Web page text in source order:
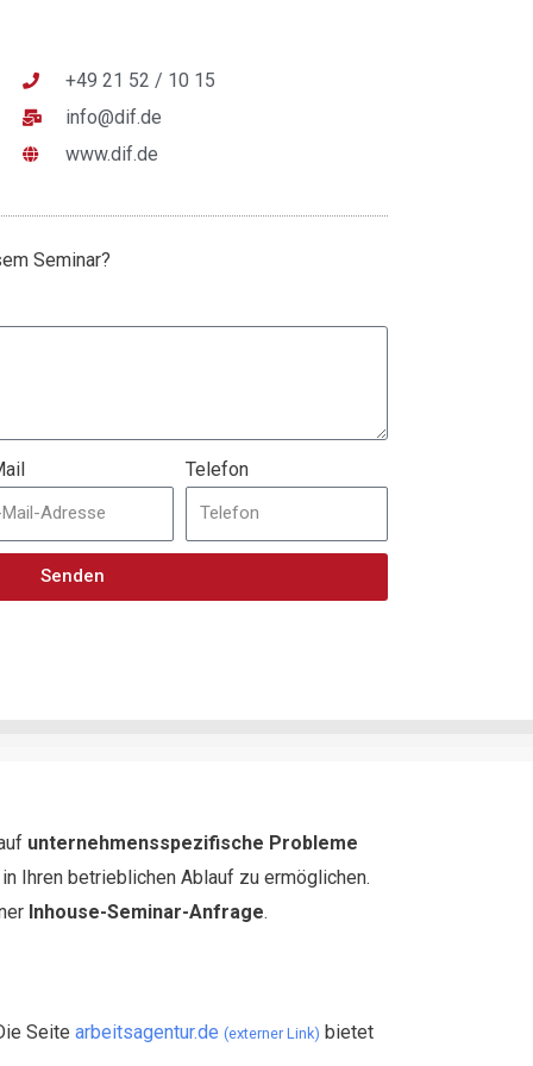
+49 21 52 / 10 15
info@dif.de
www.dif.de
Seminar?
Telefon
Senden
unternehmensspezifische Probleme
Ihren betrieblichen Ablauf zu ermöglichen.
Inhouse-Seminar-Anfrage.
Seite arbeitsagentur.de (externer Link) bietet